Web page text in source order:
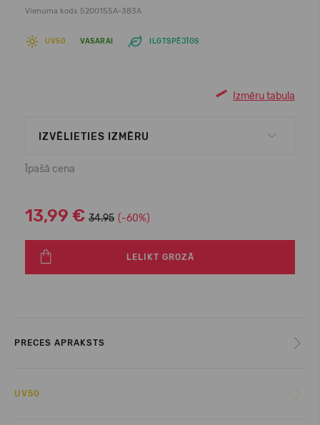
Vienuma kods 5200155A-383A
UV50 VASARAI ILGTSPĒJĪGS
Izmēru tabula
IZVĒLIETIES IZMĒRU
Īpašā cena
13,99 € 34.95 (-60%)
LELIKT GROZĀ
PRECES APRAKSTS
UV50